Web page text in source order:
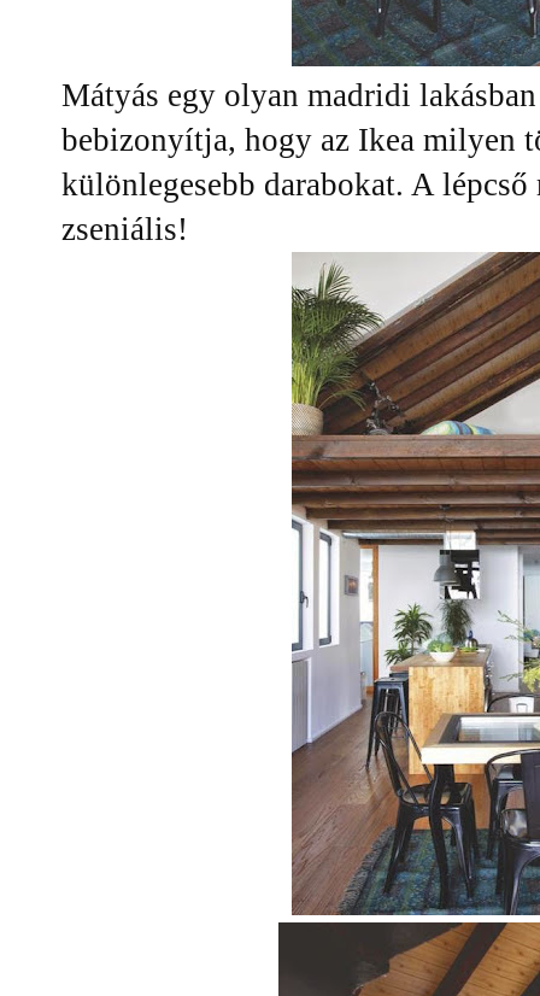
Mátyás egy olyan madridi
bebizonyítja, hogy az Ikea milyen
különlegesebb darabokat. A lépcső
zseniális!